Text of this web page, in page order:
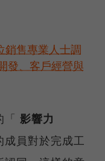
銷售專業人士調
發、客戶經營與
「 影響力
成員對於完成工